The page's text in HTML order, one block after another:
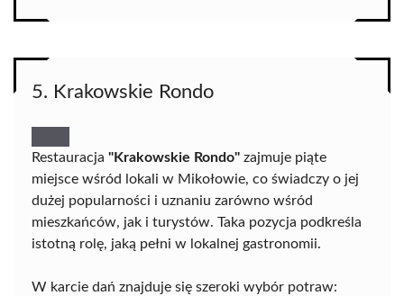
5. Krakowskie Rondo
Restauracja "Krakowskie Rondo" zajmuje piąte
miejsce wśród lokali w Mikołowie, co świadczy o jej
dużej popularności i uznaniu zarówno wśród
mieszkańców, jak i turystów. Taka pozycja podkreśla
istotną rolę, jaką pełni w lokalnej gastronomii.
W karcie dań znajduje się szeroki wybór potraw: